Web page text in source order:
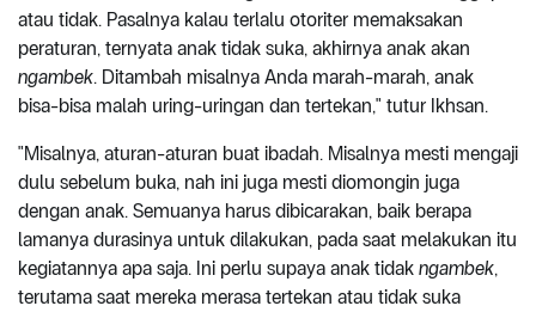
atau tidak. Pasalnya kalau terlalu otoriter memaksakan
peraturan, ternyata anak tidak suka, akhirnya anak akan
ngambek. Ditambah misalnya Anda marah-marah, anak
bisa-bisa malah uring-uringan dan tertekan," tutur Ikhsan.
"Misalnya, aturan-aturan buat ibadah. Misalnya mesti mengaji
dulu sebelum buka, nah ini juga mesti diomongin juga
dengan anak. Semuanya harus dibicarakan, baik berapa
lamanya durasinya untuk dilakukan, pada saat melakukan itu
kegiatannya apa saja. Ini perlu supaya anak tidak ngambek,
terutama saat mereka merasa tertekan atau tidak suka